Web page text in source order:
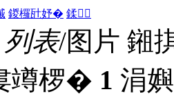
鍐欏瓧妤� 鍒
列表/图片 鎺
竴椤� 1 涓